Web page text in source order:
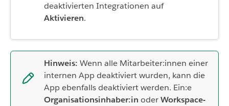
deaktivierten Integrationen auf
Aktivieren.
Hinweis: Wenn alle Mitarbeiter:innen einer
internen App deaktiviert wurden, kann die
App ebenfalls deaktiviert werden. Ein:e
Organisationsinhaber:in oderWorkspace-